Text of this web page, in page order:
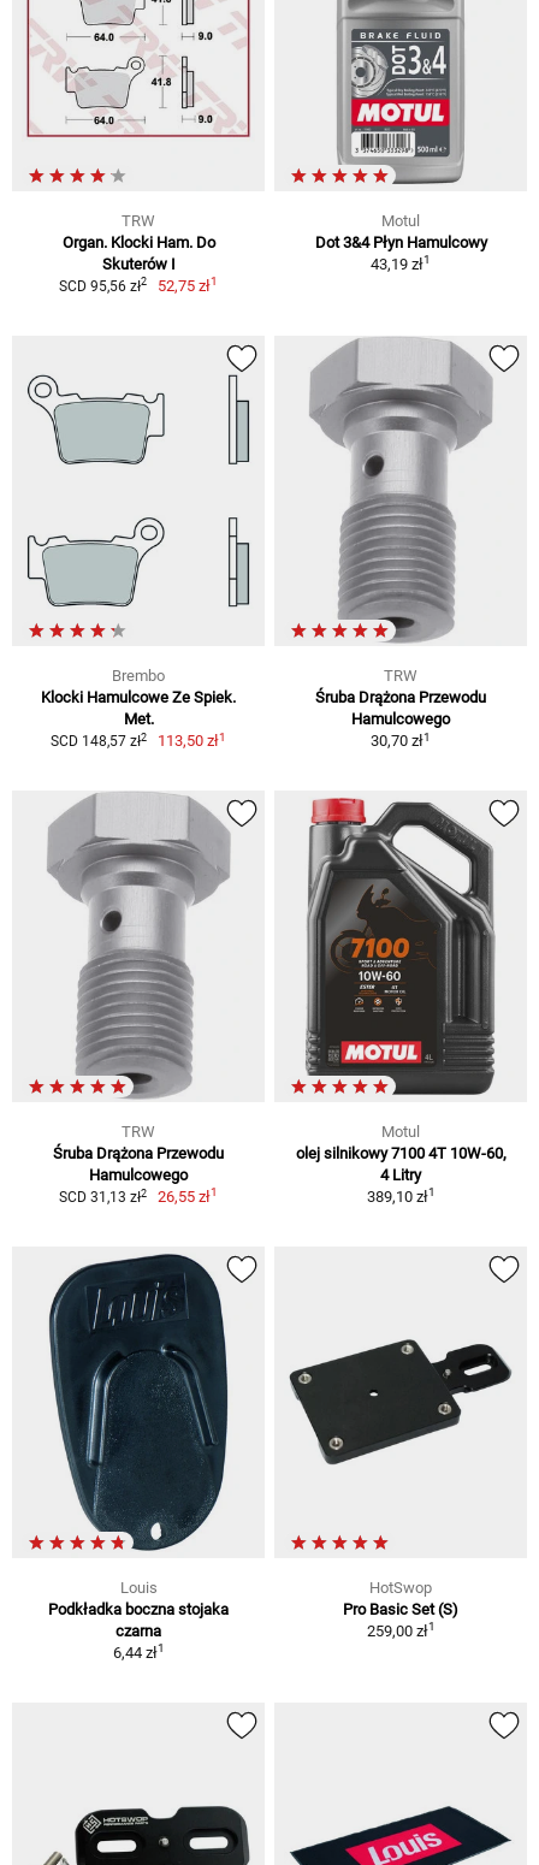
TRW
Organ. Klocki Ham. Do
Skuterów I
SCD 95,56 zł2 52,75 zł1
Motul
Dot 3&4 Płyn Hamulcowy
43,19 zł1
Brembo
Klocki Hamulcowe Ze Spiek.
Met.
SCD 148,57 zł2 113,50 zł1
TRW
Śruba Drążona Przewodu
Hamulcowego
30,70 zł1
TRW
Śruba Drążona Przewodu
Hamulcowego
SCD 31,13 zł2 26,55 zł1
Motul
olej silnikowy 7100 4T 10W-60,
4 Litry
389,10 zł1
Louis
Podkładka boczna stojaka
czarna
6,44 zł1
HotSwop
Pro Basic Set (S)
259,00 zł1